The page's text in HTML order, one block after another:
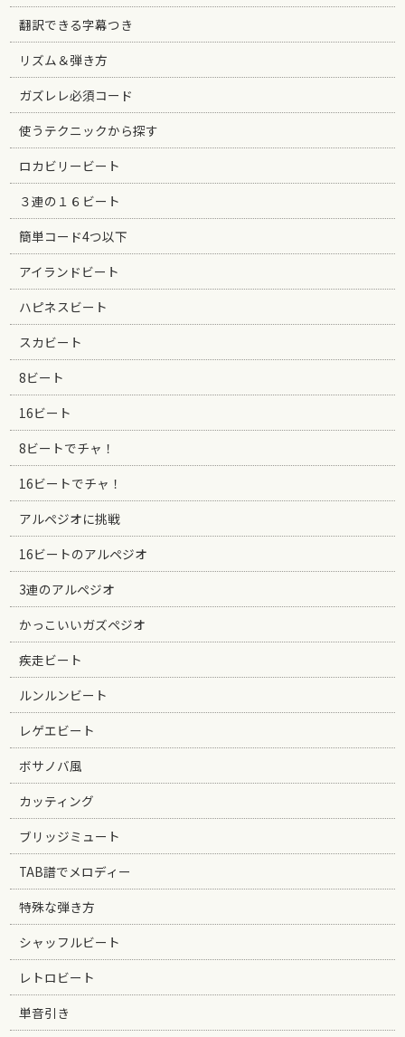
翻訳できる字幕つき
リズム＆弾き方
ガズレレ必須コード
使うテクニックから探す
ロカビリービート
３連の１６ビート
簡単コード4つ以下
アイランドビート
ハピネスビート
スカビート
8ビート
16ビート
8ビートでチャ！
16ビートでチャ！
アルペジオに挑戦
16ビートのアルペジオ
3連のアルペジオ
かっこいいガズペジオ
疾走ビート
ルンルンビート
レゲエビート
ボサノバ風
カッティング
ブリッジミュート
TAB譜でメロディー
特殊な弾き方
シャッフルビート
レトロビート
単音引き